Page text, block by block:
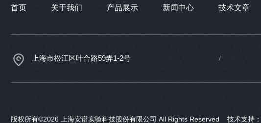
首页 关于我们 产品展示 新闻中心 技术文章
上海市松江区叶合路59弄1-2号
版权所有©2026 上海安谱实验科技股份有限公司 All Rights Reserved 技术支持：